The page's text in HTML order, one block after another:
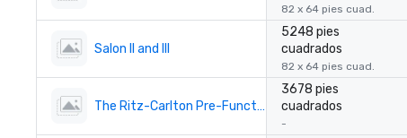
82 x 64 pies cuad.
Salon II and III
5248 pies
cuadrados
82 x 64 pies cuad.
The Ritz-Carlton Pre-Function
3678 pies
cuadrados
-